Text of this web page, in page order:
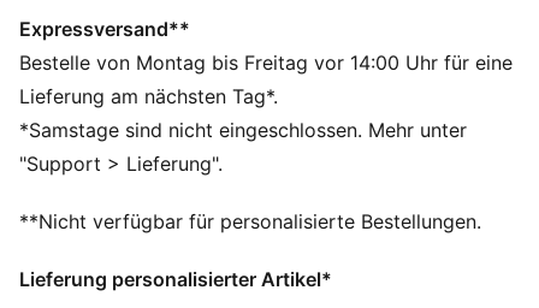
aus mindestens 10 % recycelten Materialien.
Lederprodukte von PUMA unterstützen die
verantwortungsvolle Lederbeschaffung durch die
Leather Working Group
(www.leatherworkinggroup.com)
SOFTFOAM+: Komfort-Innensohle zum Reinschlüpfen,
Dämpfung sorgt
Regular Fit
Expressversand**
Bestelle von Montag bis Freitag vor 14:00 Uhr für eine
Lieferung am nächsten Tag*.
*Samstage sind nicht eingeschlossen. Mehr unter
"Support > Lieferung".
**Nicht verfügbar für personalisierte Bestellungen.
Lieferung personalisierter Artikel*